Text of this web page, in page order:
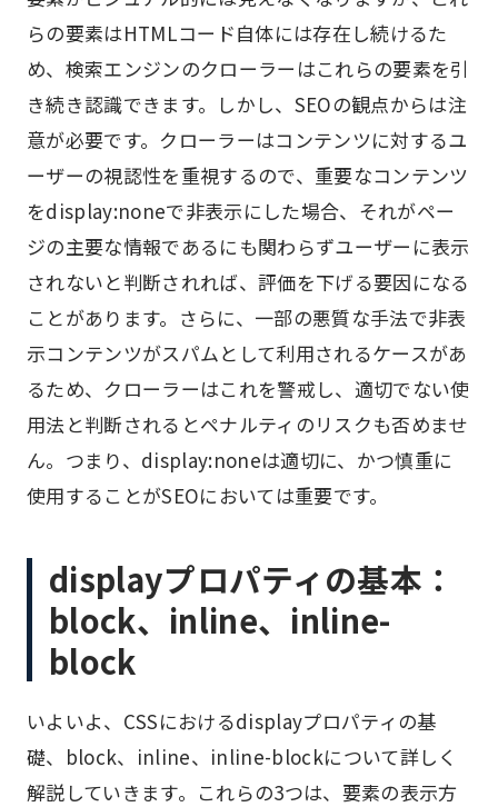
らの要素はHTMLコード自体には存在し続けるた
め、検索エンジンのクローラーはこれらの要素を引
き続き認識できます。しかし、SEOの観点からは注
意が必要です。クローラーはコンテンツに対するユ
ーザーの視認性を重視するので、重要なコンテンツ
をdisplay:noneで非表示にした場合、それがペー
ジの主要な情報であるにも関わらずユーザーに表示
されないと判断されれば、評価を下げる要因になる
ことがあります。さらに、一部の悪質な手法で非表
示コンテンツがスパムとして利用されるケースがあ
るため、クローラーはこれを警戒し、適切でない使
用法と判断されるとペナルティのリスクも否めませ
ん。つまり、display:noneは適切に、かつ慎重に
使用することがSEOにおいては重要です。
displayプロパティの基本：
block、inline、inline-
block
いよいよ、CSSにおけるdisplayプロパティの基
礎、block、inline、inline-blockについて詳しく
解説していきます。これらの3つは、要素の表示方